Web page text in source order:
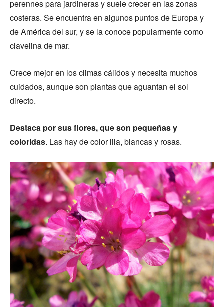
perennes para jardineras y suele crecer en las zonas
costeras. Se encuentra en algunos puntos de Europa y
de América del sur, y se la conoce popularmente como
clavelina de mar.
Crece mejor en los climas cálidos y necesita muchos
cuidados, aunque son plantas que aguantan el sol
directo.
Destaca por sus flores, que son pequeñas y
coloridas. Las hay de color lila, blancas y rosas.